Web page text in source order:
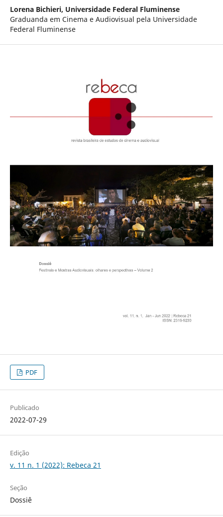
Lorena Bichieri, Universidade Federal Fluminense
Graduanda em Cinema e Audiovisual pela Universidade
Federal Fluminense
PDF
Publicado
2022-07-29
Edição
v. 11 n. 1 (2022): Rebeca 21
Seção
Dossiê